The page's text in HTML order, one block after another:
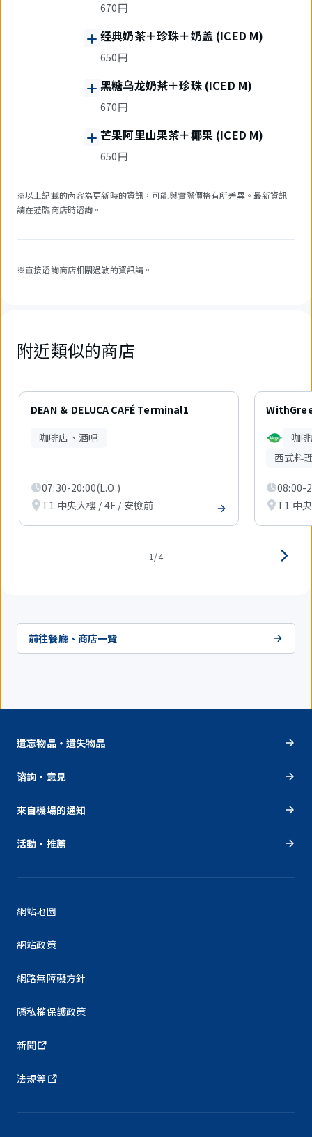
670円
经典奶茶＋珍珠＋奶盖 (ICED M)
650円
黑糖乌龙奶茶＋珍珠 (ICED M)
670円
芒果阿里山果茶＋椰果 (ICED M)
650円
※以上記載的內容為更新時的資訊，可能與實際價格有所差異。最新資訊
請在蒞臨商店時谘詢。
※直接谘詢商店相關過敏的資訊請。
附近類似的商店
DEAN ＆ DELUCA CAFÉ Terminal1
咖啡店、酒吧
07:30-20:00(L.O.)
T1 中央大樓 / 4F / 安檢前
咖
西式料
08:00-
T1 中
1/4
前往餐廳、商店一覽
遺忘物品・遺失物品
谘詢・意見
來自機場的通知
活動・推薦
網站地圖
網站政策
網路無障礙方針
隱私權保護政策
新聞
法規等